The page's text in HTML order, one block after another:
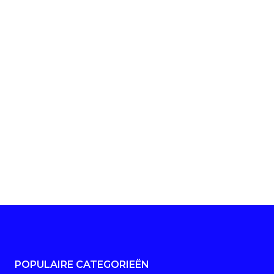
POPULAIRE CATEGORIEËN